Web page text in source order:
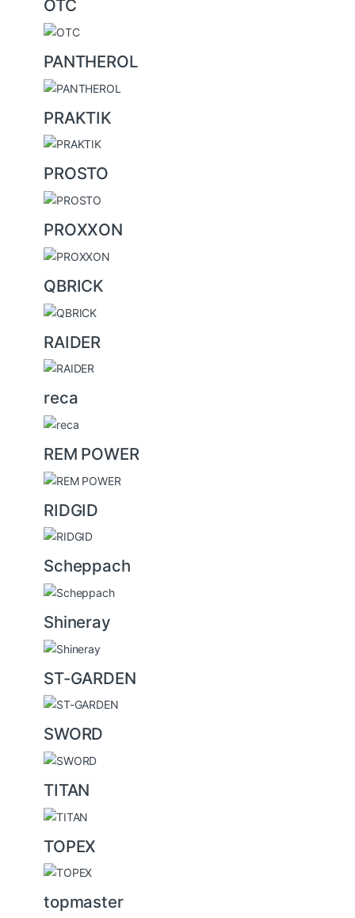
OTC
PANTHEROL
PRAKTIK
PROSTO
PROXXON
QBRICK
RAIDER
reca
REM POWER
RIDGID
Scheppach
Shineray
ST-GARDEN
SWORD
TITAN
TOPEX
topmaster